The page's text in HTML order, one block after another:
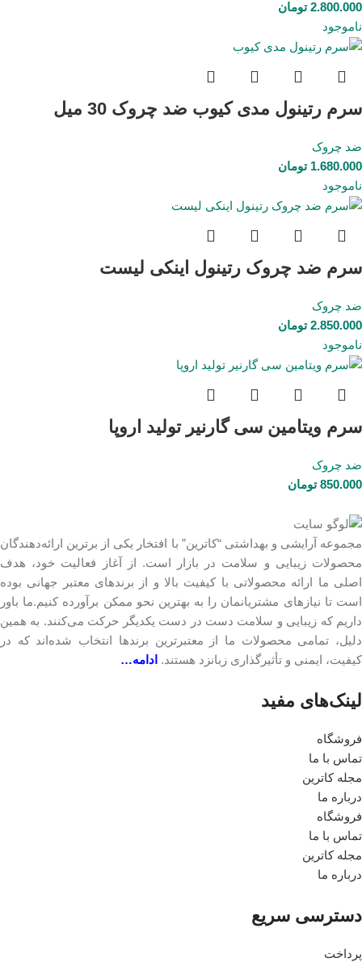
2.800.000 تومان
ناموجود
سرم رتینول مدی کیوب ضد چروک 30 میل
ضد چروک
1.680.000 تومان
ناموجود
سرم ضد چروک رتینول اینکی لیست
ضد چروک
2.850.000 تومان
ناموجود
سرم ویتامین سی گارنیر تولید اروپا
ضد چروک
850.000 تومان
مجموعه آرایشی و بهداشتی “کاترین” با افتخار یکی از برترین ارائه‌دهندگان
محصولات زیبایی و سلامت در بازار است. از آغاز فعالیت خود، هدف
اصلی ما ارائه محصولاتی با کیفیت بالا و از برندهای معتبر جهانی بوده
است تا نیازهای مشتریانمان را به بهترین نحو ممکن برآورده کنیم.ما باور
داریم که زیبایی و سلامت دست در دست یکدیگر حرکت می‌کنند. به همین
دلیل، تمامی محصولات ما از معتبرترین برندها انتخاب شده‌اند که در
کیفیت، ایمنی و تأثیرگذاری زبانزد هستند. ادامه…
لینک‎‌های مفید
فروشگاه
تماس با ما
مجله کاترین
درباره ما
فروشگاه
تماس با ما
مجله کاترین
درباره ما
دسترسی سریع
پرداخت